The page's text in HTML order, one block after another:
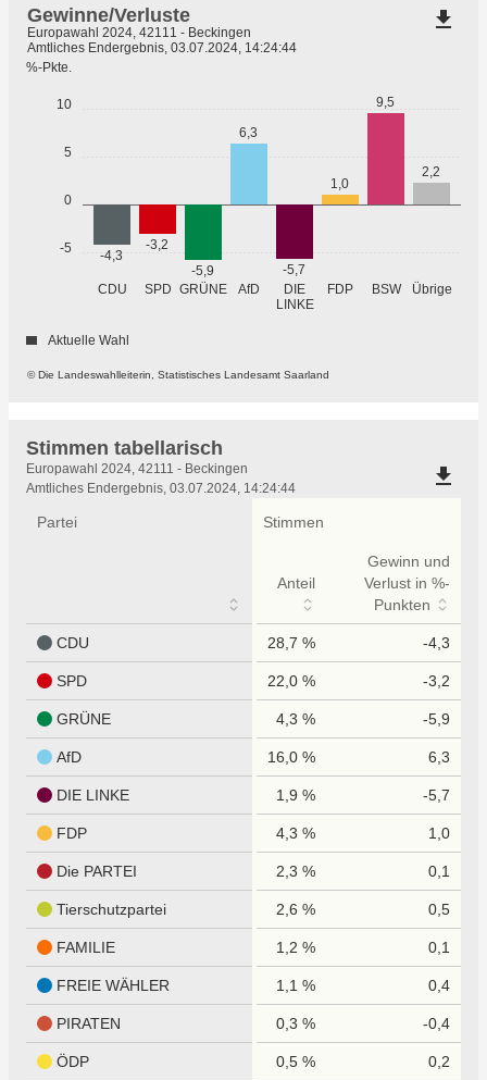
-5
0
5
10
%-Pkte.
CDU SPD GRÜNE AfD
DIE
LINKE
FDP BSW Übrige
-4,3
-3,2
-5,9
6,3
-5,7
1,0
9,5
2,2
© Die Landeswahlleiterin, Statistisches Landesamt Saarland
Gewinne/Verluste
Europawahl 2024, 42111 - Beckingen
Amtliches Endergebnis, 03.07.2024, 14:24:44
Aktuelle Wahl
file_download
Stimmen tabellarisch
Stimmen
tabellarisch
Europawahl 2024, 42111 - Beckingen
Amtliches Endergebnis, 03.07.2024, 14:24:44
file_download
Partei Stimmen
Anteil
Gewinn und
Verlust in %-
Punkten
CDU 28,7 % -4,3
SPD 22,0 % -3,2
GRÜNE 4,3 % -5,9
AfD 16,0 % 6,3
DIE LINKE 1,9 % -5,7
FDP 4,3 % 1,0
Die PARTEI 2,3 % 0,1
Tierschutzpartei 2,6 % 0,5
FAMILIE 1,2 % 0,1
FREIE WÄHLER 1,1 % 0,4
PIRATEN 0,3 % -0,4
ÖDP 0,5 % 0,2